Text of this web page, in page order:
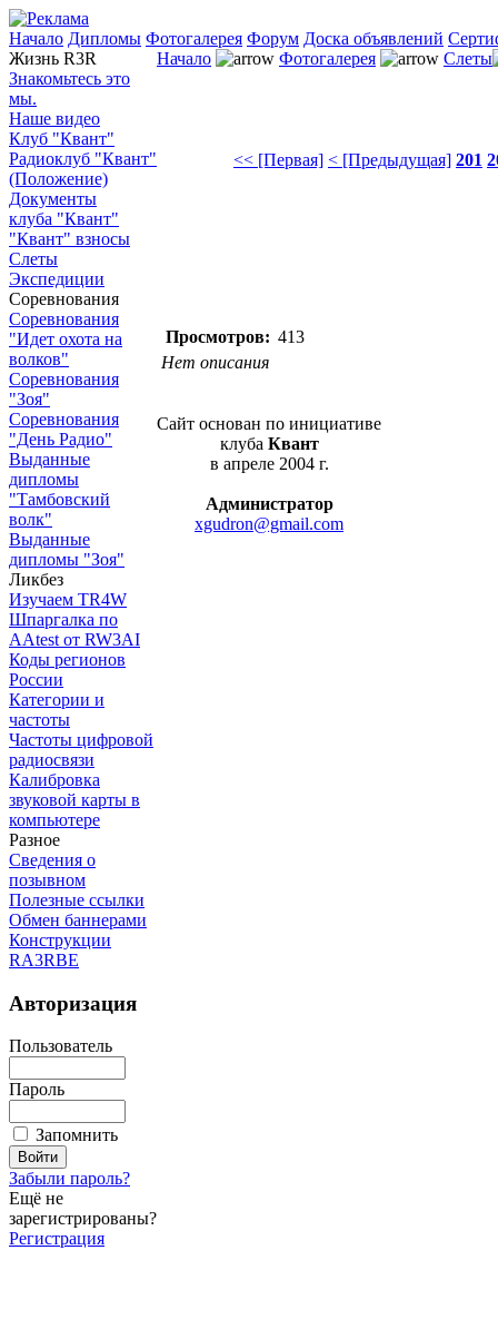
Начало Дипломы Фотогалерея Форум Доска объявлений
Жизнь R3R
Знакомьтесь это
мы.
Наше видео
Клуб "Квант"
Радиоклуб "Квант"
(Положение)
Документы
клуба "Квант"
"Квант" взносы
Слеты
Экспедиции
Соревнования
Соревнования
"Идет охота на
волков"
Соревнования
"Зоя"
Соревнования
"День Радио"
Выданные
дипломы
"Тамбовский
волк"
Выданные
дипломы "Зоя"
Ликбез
Изучаем TR4W
Шпаргалка по
AAtest от RW3AI
Коды регионов
России
Категории и
частоты
Частоты цифровой
радиосвязи
Калибровка
звуковой карты в
компьютере
Разное
Сведения о
позывном
Полезные ссылки
Обмен баннерами
Конструкции
RA3RBE
Авторизация
Пользователь
Пароль
Запомнить
Забыли пароль?
Ещё не
зарегистрированы?
Регистрация
Начало Фотогалерея Слеты
<< [Первая] < [Предыдущая] 201
Просмотров: 413
Нет описания
Сайт основан по инициативе
клуба Квант
в апреле 2004 г.
Администратор
xgudron@gmail.com